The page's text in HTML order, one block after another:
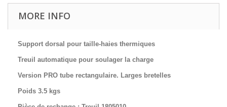
MORE INFO
Support dorsal pour taille-haies thermiques
Treuil automatique pour soulager la charge
Version PRO tube rectangulaire. Larges bretelles
Poids 3.5 kgs